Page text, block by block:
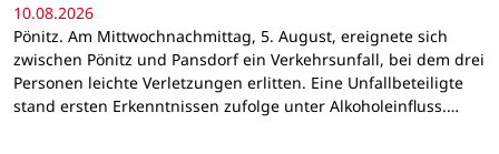
10.08.2026
Pönitz. Am Mittwochnachmittag, 5. August, ereignete sich
zwischen Pönitz und Pansdorf ein Verkehrsunfall, bei dem drei
Personen leichte Verletzungen erlitten. Eine Unfallbeteiligte
stand ersten Erkenntnissen zufolge unter Alkoholeinfluss.…